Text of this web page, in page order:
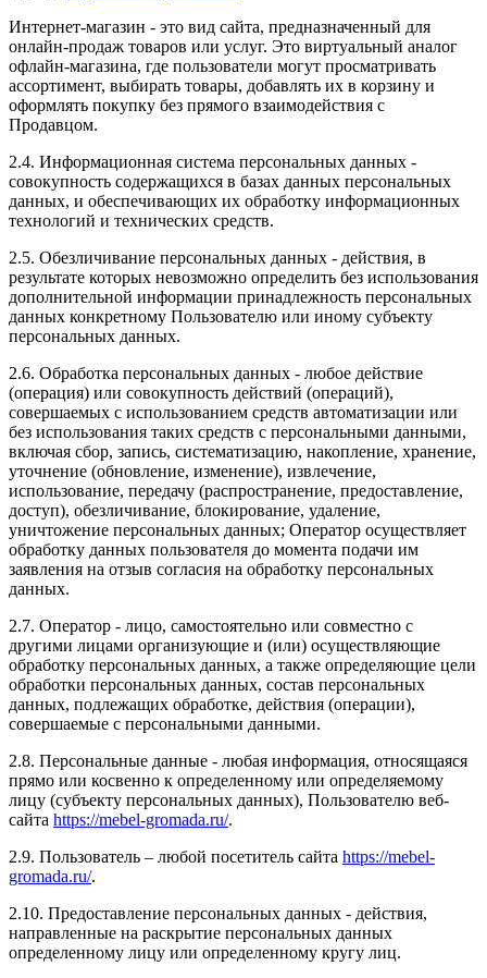
Интернет-магазин - это вид сайта, предназначенный для
онлайн-продаж товаров или услуг. Это виртуальный аналог
офлайн-магазина, где пользователи могут просматривать
ассортимент, выбирать товары, добавлять их в корзину и
оформлять покупку без прямого взаимодействия с
Продавцом.
2.4. Информационная система персональных данных -
совокупность содержащихся в базах данных персональных
данных, и обеспечивающих их обработку информационных
технологий и технических средств.
2.5. Обезличивание персональных данных - действия, в
результате которых невозможно определить без использования
дополнительной информации принадлежность персональных
данных конкретному Пользователю или иному субъекту
персональных данных.
2.6. Обработка персональных данных - любое действие
(операция) или совокупность действий (операций),
совершаемых с использованием средств автоматизации или
без использования таких средств с персональными данными,
включая сбор, запись, систематизацию, накопление, хранение,
уточнение (обновление, изменение), извлечение,
использование, передачу (распространение, предоставление,
доступ), обезличивание, блокирование, удаление,
уничтожение персональных данных; Оператор осуществляет
обработку данных пользователя до момента подачи им
заявления на отзыв согласия на обработку персональных
данных.
2.7. Оператор - лицо, самостоятельно или совместно с
другими лицами организующие и (или) осуществляющие
обработку персональных данных, а также определяющие цели
обработки персональных данных, состав персональных
данных, подлежащих обработке, действия (операции),
совершаемые с персональными данными.
2.8. Персональные данные - любая информация, относящаяся
прямо или косвенно к определенному или определяемому
лицу (субъекту персональных данных), Пользователю веб-
сайта https://mebel-gromada.ru/.
2.9. Пользователь – любой посетитель сайта https://mebel-
gromada.ru/.
2.10. Предоставление персональных данных - действия,
направленные на раскрытие персональных данных
определенному лицу или определенному кругу лиц.